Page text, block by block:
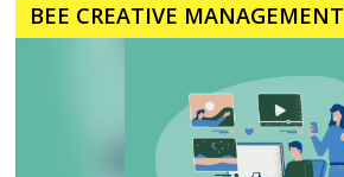
BEE CREATIVE MANAGEMENT